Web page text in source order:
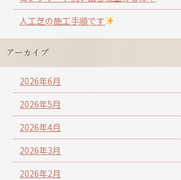
人工芝の施工手順です
アーカイブ
2026年6月
2026年5月
2026年4月
2026年3月
2026年2月